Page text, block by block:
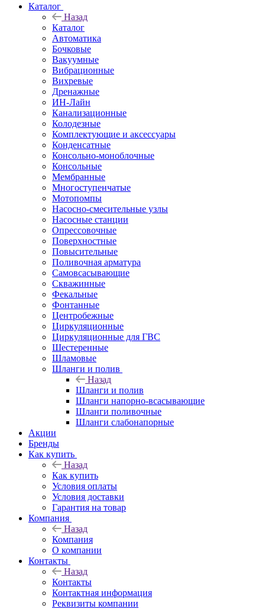
Каталог
Назад
Каталог
Автоматика
Бочковые
Вакуумные
Вибрационные
Вихревые
Дренажные
ИН-Лайн
Канализационные
Колодезные
Комплектующие и аксессуары
Конденсатные
Консольно-моноблочные
Консольные
Мембранные
Многоступенчатые
Мотопомпы
Насосно-смесительные узлы
Насосные станции
Опрессовочные
Поверхностные
Повысительные
Поливочная арматура
Самовсасывающие
Скважинные
Фекальные
Фонтанные
Центробежные
Циркуляционные
Циркуляционные для ГВС
Шестеренные
Шламовые
Шланги и полив
Назад
Шланги и полив
Шланги напорно-всасывающие
Шланги поливочные
Шланги слабонапорные
Акции
Бренды
Как купить
Назад
Как купить
Условия оплаты
Условия доставки
Гарантия на товар
Компания
Назад
Компания
О компании
Контакты
Назад
Контакты
Контактная информация
Реквизиты компании